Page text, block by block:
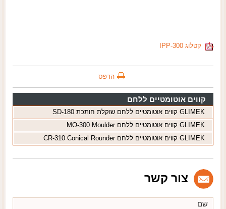
קטלוג IPP-300
הדפס
קווים אוטומטיים ללחם
GLIMEK קווים אוטומטיים ללחם שוקלת חותכת SD-180
GLIMEK קווים אוטומטיים ללחם MO-300 Moulder
GLIMEK קווים אוטומטיים ללחם CR-310 Conical Rounder
צור קשר